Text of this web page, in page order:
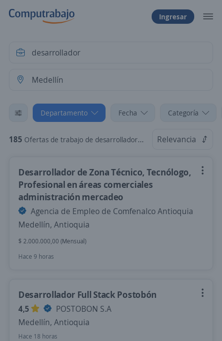
Ingresar
Departamento Fecha Categoría
185 Ofertas de trabajo de desarrollador en Medellín, Antioquia Relevancia
Desarrollador de Zona Técnico, Tecnólogo,
Profesional en áreas comerciales
administración mercadeo
Agencia de Empleo de Comfenalco Antioquia
Medellín, Antioquia
$ 2.000.000,00 (Mensual)
Hace 9 horas
Desarrollador Full Stack Postobón
4,5
POSTOBON S.A
Medellín, Antioquia
Hace 18 horas